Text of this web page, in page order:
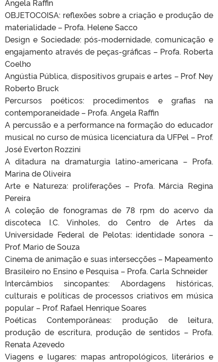
Angela Raffin
OBJETOCOISA: reflexões sobre a criação e produção de
materialidade – Profa. Helene Sacco
Design e Sociedade: pós-modernidade, comunicação e
engajamento através de peças-gráficas – Profa. Roberta
Coelho
Angústia Pública, dispositivos grupais e artes – Prof. Ney
Roberto Bruck
Percursos poéticos: procedimentos e grafias na
contemporaneidade – Profa. Angela Raffin
A percussão e a performance na formação do educador
musical no curso de música licenciatura da UFPel – Prof.
José Everton Rozzini
A ditadura na dramaturgia latino-americana – Profa.
Marina de Oliveira
Arte e Natureza: proliferações – Profa. Márcia Regina
Pereira
A coleção de fonogramas de 78 rpm do acervo da
discoteca I.C. Vinholes, do Centro de Artes da
Universidade Federal de Pelotas: identidade sonora –
Prof. Mario de Souza
Cinema de animação e suas intersecções – Mapeamento
Brasileiro no Ensino e Pesquisa – Profa. Carla Schneider
Intercâmbios sincopantes: Abordagens históricas,
culturais e políticas de processos criativos em música
popular – Prof. Rafael Henrique Soares
Poéticas Contemporâneas: produção de leitura,
produção de escritura, produção de sentidos – Profa.
Renata Azevedo
Viagens e lugares: mapas antropológicos, literários e